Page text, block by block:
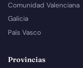
Comunidad Valenciana
Galicia
País Vasco
Provincias